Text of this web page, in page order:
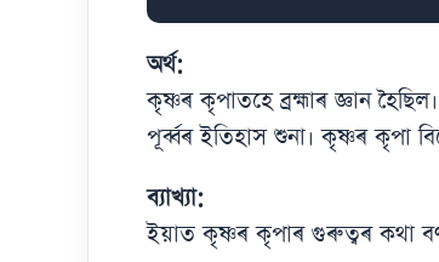
অৰ্থ:
কৃষ্ণৰ কৃপাতহে ব্ৰহ্মাৰ জ্ঞান
পূৰ্ব্বৰ ইতিহাস শুনা। কৃষ্ণৰ কৃপা
ব্যাখ্যা:
ইয়াত কৃষ্ণৰ কৃপাৰ গুৰুত্বৰ কথা